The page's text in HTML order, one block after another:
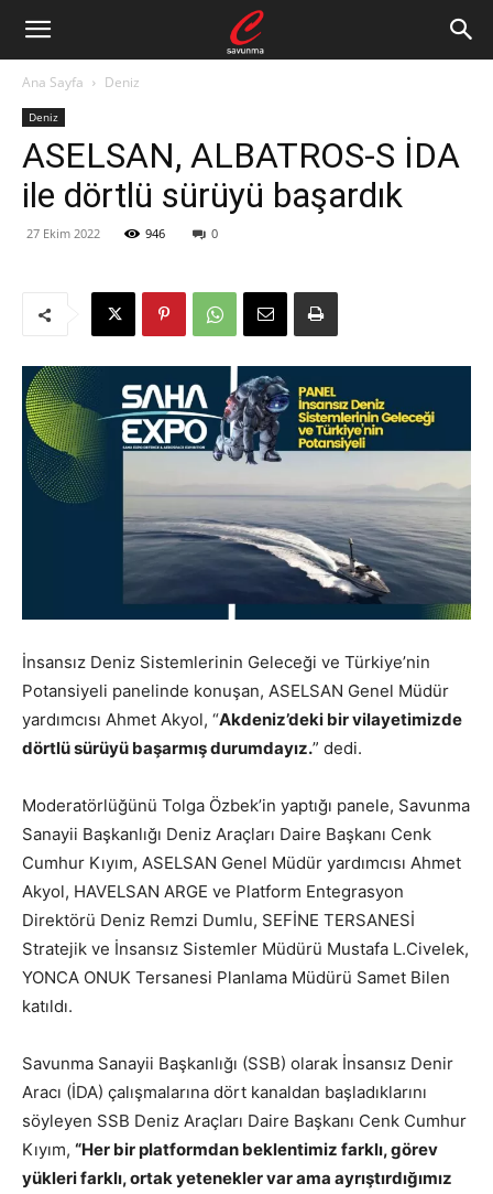
Ana Sayfa Deniz
Deniz
ASELSAN, ALBATROS-S İDA
ile dörtlü sürüyü başardık
27 Ekim 2022 946 0
İnsansız Deniz Sistemlerinin Geleceği ve Türkiye’nin
Potansiyeli panelinde konuşan, ASELSAN Genel Müdür
yardımcısı Ahmet Akyol, “Akdeniz’deki bir vilayetimizde
dörtlü sürüyü başarmış durumdayız.” dedi.
Moderatörlüğünü Tolga Özbek’in yaptığı panele, Savunma
Sanayii Başkanlığı Deniz Araçları Daire Başkanı Cenk
Cumhur Kıyım, ASELSAN Genel Müdür yardımcısı Ahmet
Akyol, HAVELSAN ARGE ve Platform Entegrasyon
Direktörü Deniz Remzi Dumlu, SEFİNE TERSANESİ
Stratejik ve İnsansız Sistemler Müdürü Mustafa L.Civelek,
YONCA ONUK Tersanesi Planlama Müdürü Samet Bilen
katıldı.
Savunma Sanayii Başkanlığı (SSB) olarak İnsansız Denir
Aracı (İDA) çalışmalarına dört kanaldan başladıklarını
söyleyen SSB Deniz Araçları Daire Başkanı Cenk Cumhur
Kıyım, “Her bir platformdan beklentimiz farklı, görev
yükleri farklı, ortak yetenekler var ama ayrıştırdığımız